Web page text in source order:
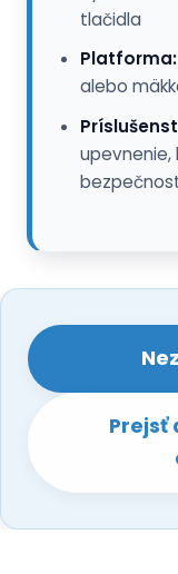
upevnenie,
Prejsť
Viac